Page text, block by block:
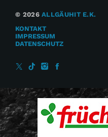
© 2026ALLGÄUHIT E.K.
KONTAKT
IMPRESSUM
DATENSCHUTZ